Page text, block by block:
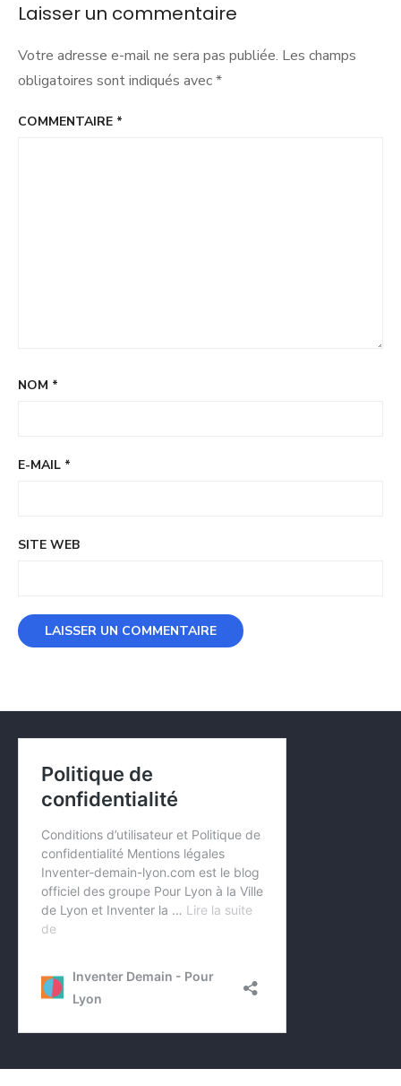
Laisser un commentaire
Votre adresse e-mail ne sera pas publiée. Les champs
obligatoires sont indiqués avec*
COMMENTAIRE *
NOM *
E-MAIL *
SITE WEB